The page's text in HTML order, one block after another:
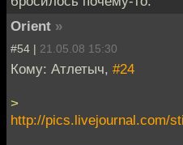
Orient »
#54 | 21.05.08 15:30
Кому: Атлетыч, #24
>
http://pics.livejournal.com/